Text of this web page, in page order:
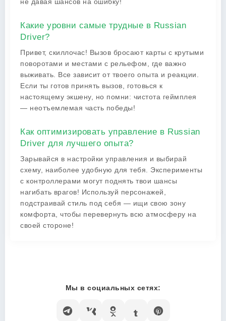
Какие уровни самые трудные в Russian
Driver?
Привет, скиллочас! Вызов бросают карты с крутыми
поворотами и местами с рельефом, где важно
выживать. Все зависит от твоего опыта и реакции.
Если ты готов принять вызов, готовься к
настоящему экшену, но помни: чистота геймплея
— неотъемлемая часть победы!
Как оптимизировать управление в Russian
Driver для лучшего опыта?
Зарывайся в настройки управления и выбирай
схему, наиболее удобную для тебя. Эксперименты
с контроллерами могут поднять твои шансы
нагибать врагов! Используй персонажей,
подстраивай стиль под себя — ищи свою зону
комфорта, чтобы перевернуть всю атмосферу на
своей стороне!
Мы в социальных сетях: